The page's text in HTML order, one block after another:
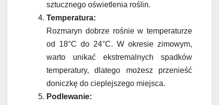
sztucznego oświetlenia roślin.
Temperatura:
Rozmaryn dobrze rośnie w temperaturze
od 18°C do 24°C. W okresie zimowym,
warto unikać ekstremalnych spadków
temperatury, dlatego możesz przenieść
doniczkę do cieplejszego miejsca.
Podlewanie: